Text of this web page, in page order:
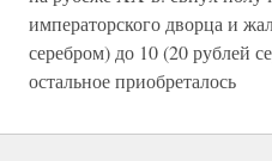
императорского дворца и
серебром) до 10 (20 рублей
остальное приобреталось